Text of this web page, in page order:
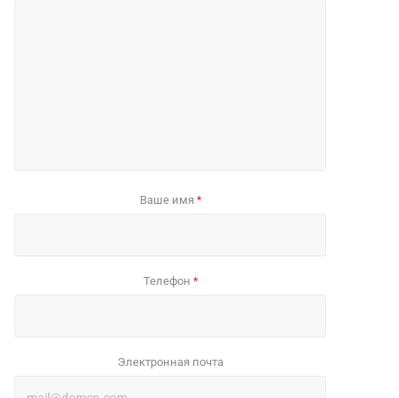
Ваше имя *
Телефон *
Электронная почта